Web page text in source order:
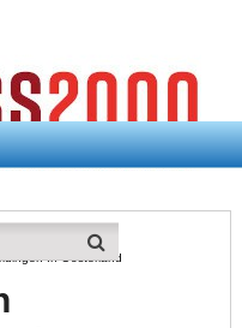
In Oosterland